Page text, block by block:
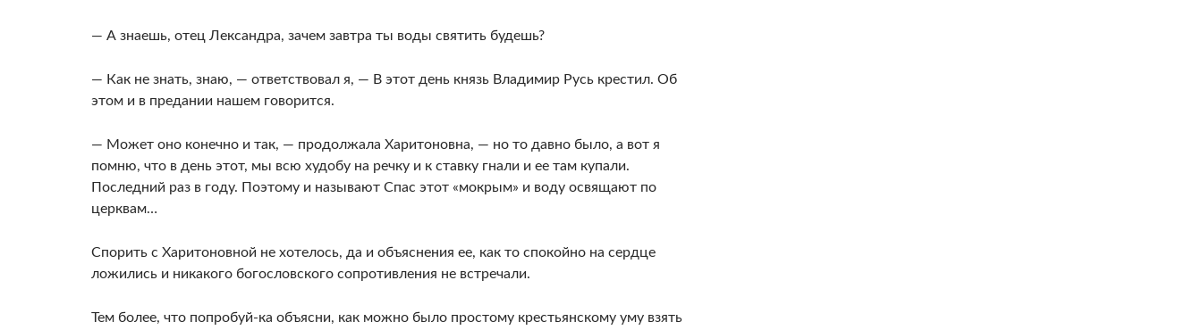
— А знаешь, отец Лександра, зачем завтра ты воды святить будешь?
— Как не знать, знаю, — ответствовал я, — В этот день князь Владимир Русь крестил. Об
этом и в предании нашем говорится.
— Может оно конечно и так, — продолжала Харитоновна, — но то давно было, а вот я
помню, что в день этот, мы всю худобу на речку и к ставку гнали и ее там купали.
Последний раз в году. Поэтому и называют Спас этот «мокрым» и воду освящают по
церквам…
Спорить с Харитоновной не хотелось, да и объяснения ее, как то спокойно на сердце
ложились и никакого богословского сопротивления не встречали.
Тем более, что попробуй-ка объясни, как можно было простому крестьянскому уму взять